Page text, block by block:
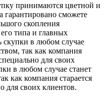
принимаются цветной и
гарантировано сможете
скопления
типа и главных
скупки в любом случае
так как компания
для своих
в любом случае станет
как компания старается
для своих клиентов.